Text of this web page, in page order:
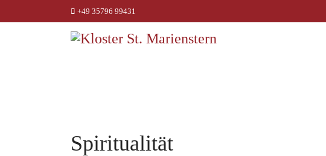
+49 35796 99431
Spiritualität